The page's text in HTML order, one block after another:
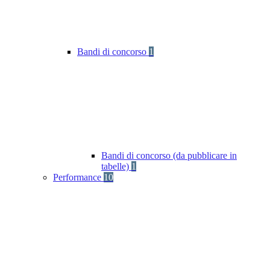
Bandi di concorso 1
Bandi di concorso (da pubblicare in
tabelle) 1
Performance 10